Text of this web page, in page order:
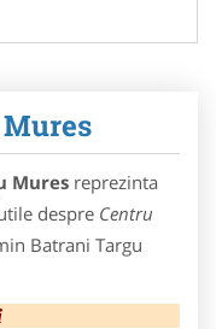
Mures reprezinta
despre Centru
Batrani Targu